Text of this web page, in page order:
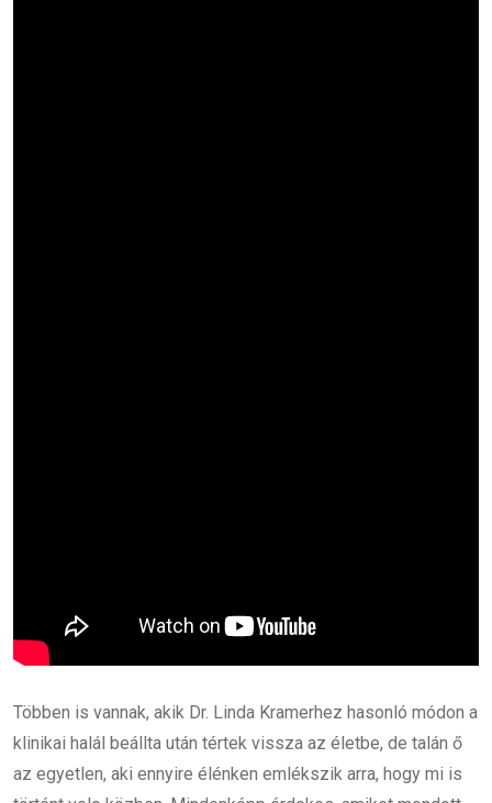
Többen is vannak, akik Dr. Linda Kramerhez hasonló módon a
klinikai halál beállta után tértek vissza az életbe, de talán ő
az egyetlen, aki ennyire élénken emlékszik arra, hogy mi is